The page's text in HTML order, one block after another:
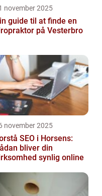
november 2025
guide til at finde en
på Vesterbro
november 2025
SEO i Horsens:
bliver din
synlig online